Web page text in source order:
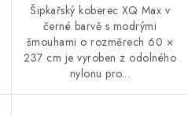
Šipkařský koberec XQ Max v
černé barvě s modrými
šmouhami o rozměrech 60 ×
237 cm je vyroben z odolného
nylonu pro...